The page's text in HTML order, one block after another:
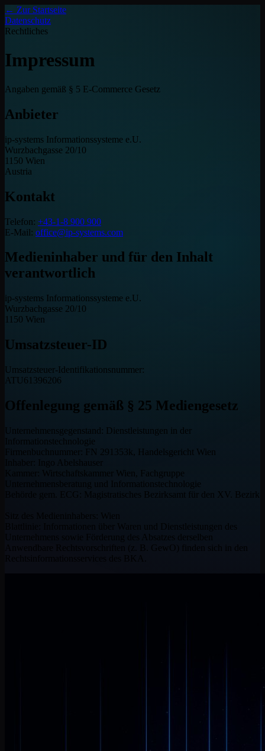
← Zur Startseite
Datenschutz
Rechtliches
Impressum
Angaben gemäß § 5 E-Commerce Gesetz
Anbieter
ip-systems Informationssysteme e.U.
Wurzbachgasse 20/10
1150 Wien
Austria
Kontakt
Telefon: +43-1-8 900 900
E-Mail: office@ip-systems.com
Medieninhaber und für den Inhalt
verantwortlich
ip-systems Informationssysteme e.U.
Wurzbachgasse 20/10
1150 Wien
Umsatzsteuer-ID
Umsatzsteuer-Identifikationsnummer:
ATU61396206
Offenlegung gemäß § 25 Mediengesetz
Unternehmensgegenstand: Dienstleistungen in der
Informationstechnologie
Firmenbuchnummer: FN 291353k, Handelsgericht Wien
Inhaber: Ingo Abelshauser
Kammer: Wirtschaftskammer Wien, Fachgruppe
Unternehmensberatung und Informationstechnologie
Behörde gem. ECG: Magistratisches Bezirksamt für den XV. Bezirk
Sitz des Medieninhabers: Wien
Blattlinie: Informationen über Waren und Dienstleistungen des
Unternehmens sowie Förderung des Absatzes derselben
Anwendbare Rechtsvorschriften (z. B. GewO) finden sich in den